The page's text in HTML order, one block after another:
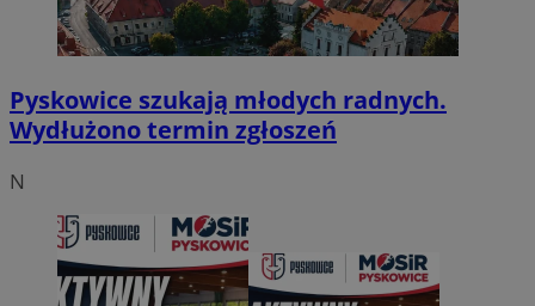
Pyskowice szukają młodych radnych.
Wydłużono termin zgłoszeń
N